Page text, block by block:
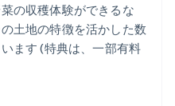
の収穫体験ができるな
土地の特徴を活かした数
ます (特典は、一部有料